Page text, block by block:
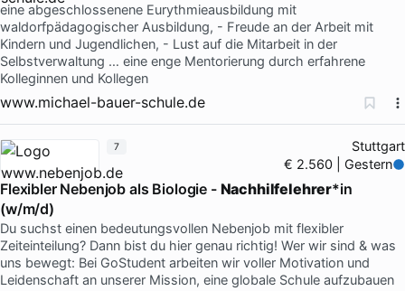
eine abgeschlossenene Eurythmieausbildung mit
waldorfpädagogischer Ausbildung, - Freude an der Arbeit mit
Kindern und Jugendlichen, - Lust auf die Mitarbeit in der
Selbstverwaltung … eine enge Mentorierung durch erfahrene
Kolleginnen und Kollegen
www.michael-bauer-schule.de
Stuttgart
€ 2.560 | Gestern
Flexibler Nebenjob als Biologie - Nachhilfelehrer*in
(w/m/d)
Du suchst einen bedeutungsvollen Nebenjob mit flexibler
Zeiteinteilung? Dann bist du hier genau richtig! Wer wir sind & was
uns bewegt: Bei GoStudent arbeiten wir voller Motivation und
Leidenschaft an unserer Mission, eine globale Schule aufzubauen
7